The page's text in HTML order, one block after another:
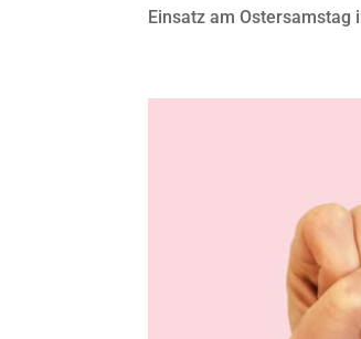
Einsatz am